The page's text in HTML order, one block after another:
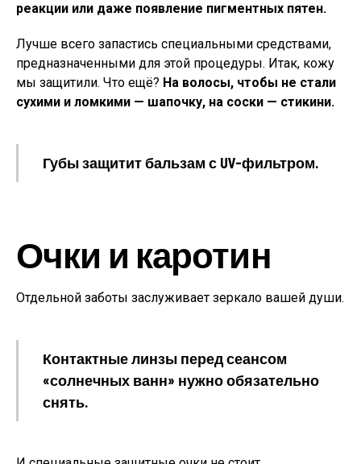
реакции или даже появление пигментных пятен.
Лучше всего запастись специальными средствами,
предназначенными для этой процедуры. Итак, кожу
мы защитили. Что ещё? На волосы, чтобы не стали
сухими и ломкими — шапочку, на соски — стикини.
Губы защитит бальзам с UV-фильтром.
Очки и каротин
Отдельной заботы заслуживает зеркало вашей души.
Контактные линзы перед сеансом
«солнечных ванн» нужно обязательно
снять.